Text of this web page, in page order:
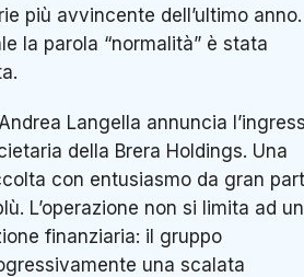
più avvincente dell’ultimo anno.
la parola “normalità” è stata
Langella annuncia
della Brera Holdings. Una
con entusiasmo da gran
L’operazione non si limita ad
finanziaria: il gruppo
una scalata